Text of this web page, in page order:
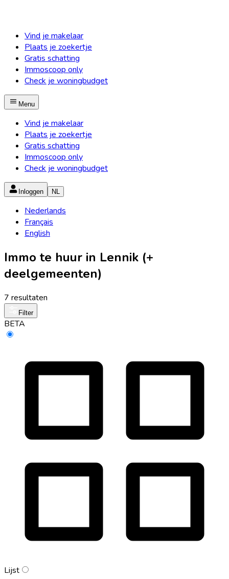
Vind je makelaar
Plaats je zoekertje
Gratis schatting
Immoscoop only
Check je woningbudget
Menu
Vind je makelaar
Plaats je zoekertje
Gratis schatting
Immoscoop only
Check je woningbudget
Inloggen NL
Nederlands
Français
English
Immo te huur in Lennik (+
deelgemeenten)
7 resultaten
Filter
BETA
Lijst